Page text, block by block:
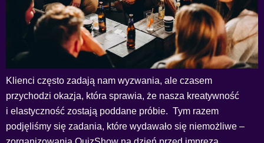
Klienci często zadają nam wyzwania, ale czasem
przychodzi okazja, która sprawia, że nasza kreatywność
i elastyczność zostają poddane próbie. Tym razem
podjęliśmy się zadania, które wydawało się niemożliwe –